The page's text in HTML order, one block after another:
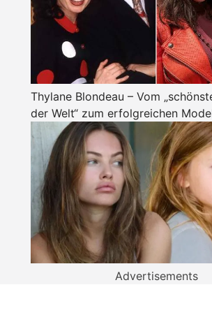
Thylane Blondeau – Vom
der Welt“ zum erfolgreichen
Advertisements